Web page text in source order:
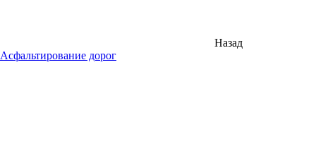
Назад
Асфальтирование дорог